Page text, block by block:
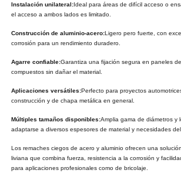
Instalación unilateral:Ideal para áreas de difícil acceso o
el acceso a ambos lados es limitado.
Construcción de aluminio-acero:Ligero pero fuerte, con
corrosión para un rendimiento duradero.
Agarre confiable:Garantiza una fijación segura en paneles
compuestos sin dañar el material.
Aplicaciones versátiles:Perfecto para proyectos
construcción y de chapa metálica en general.
Múltiples tamaños disponibles:Amplia gama de diámetros y
adaptarse a diversos espesores de material y necesidades del
Los remaches ciegos de acero y aluminio ofrecen una
liviana que combina fuerza, resistencia a la corrosión y
para aplicaciones profesionales como de bricolaje.